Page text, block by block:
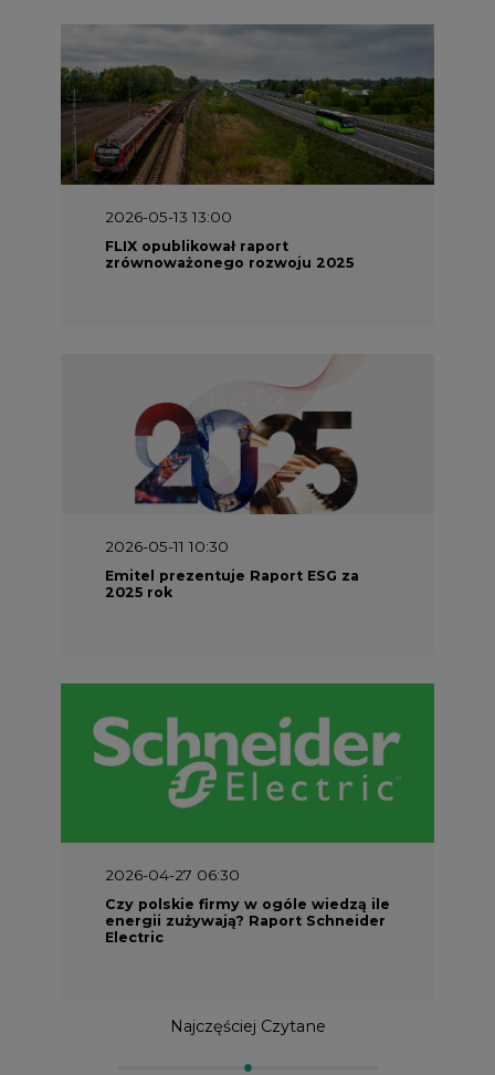
2026-05-13 13:00
FLIX opublikował raport
zrównoważonego rozwoju 2025
2026-05-11 10:30
Emitel prezentuje Raport ESG za
2025 rok
2026-04-27 06:30
Electric